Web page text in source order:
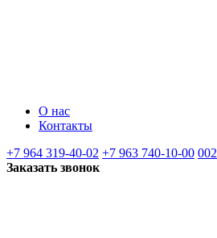
О нас
Контакты
+7 964 319-40-02 +7 963 740-10-00
Заказать звонок